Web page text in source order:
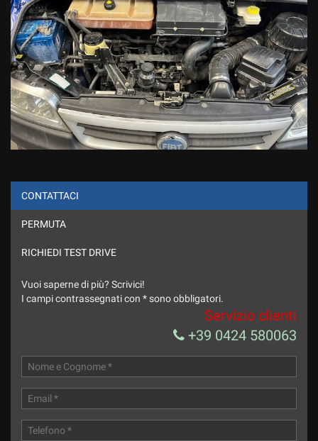
CONTATTACI
PERMUTA
RICHIEDI TEST DRIVE
Vuoi saperne di più? Scrivici!
I campi contrassegnati con * sono obbligatori.
Servizio clienti
+39 0424 580063